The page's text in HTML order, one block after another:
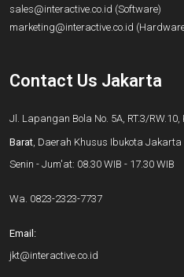
sales@interactive.co.id (Software)
marketing@interactive.co.id
Contact Us Jakarta
Jl. Lapangan Bola No. 5A, RT.3/RW.10,
Barat , Daerah Khusus Ibukota Jakarta
Senin - Jum'at: 08.30 WIB - 17.30 WIB
Wa. 0823-2323-7737
Email:
jkt@interactive.co.id